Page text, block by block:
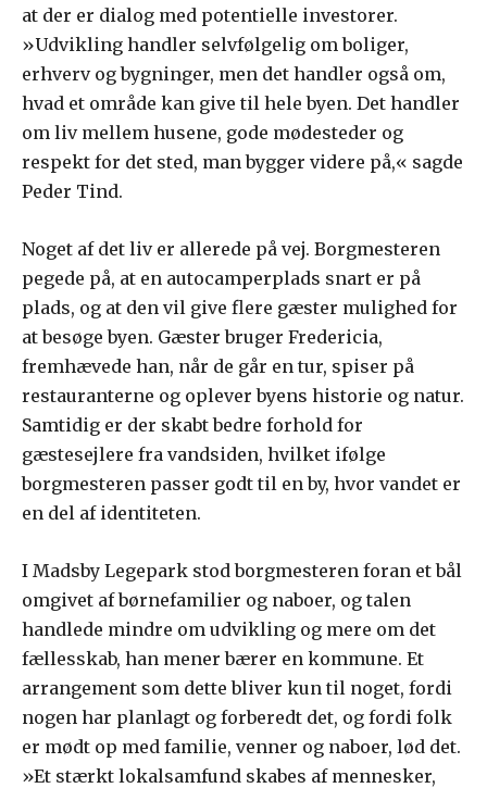
at der er dialog med potentielle investorer.
»Udvikling handler selvfølgelig om boliger,
erhverv og bygninger, men det handler også om,
hvad et område kan give til hele byen. Det handler
om liv mellem husene, gode mødesteder og
respekt for det sted, man bygger videre på,« sagde
Peder Tind.
Noget af det liv er allerede på vej. Borgmesteren
pegede på, at en autocamperplads snart er på
plads, og at den vil give flere gæster mulighed for
at besøge byen. Gæster bruger Fredericia,
fremhævede han, når de går en tur, spiser på
restauranterne og oplever byens historie og natur.
Samtidig er der skabt bedre forhold for
gæstesejlere fra vandsiden, hvilket ifølge
borgmesteren passer godt til en by, hvor vandet er
en del af identiteten.
I Madsby Legepark stod borgmesteren foran et bål
omgivet af børnefamilier og naboer, og talen
handlede mindre om udvikling og mere om det
fællesskab, han mener bærer en kommune. Et
arrangement som dette bliver kun til noget, fordi
nogen har planlagt og forberedt det, og fordi folk
er mødt op med familie, venner og naboer, lød det.
»Et stærkt lokalsamfund skabes af mennesker,